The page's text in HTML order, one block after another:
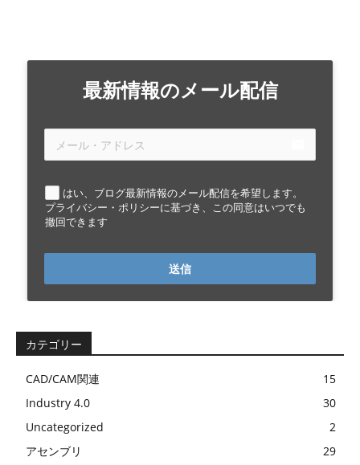
最新情報のメール配信
はい、ブログ最新情報のメール配信を希望します。
プライバシー・ポリシーに基づき、この同意はいつでも
撤回できます
送信
カテゴリー
CAD/CAM関連
15
Industry 4.0
30
Uncategorized
2
アセンブリ
29